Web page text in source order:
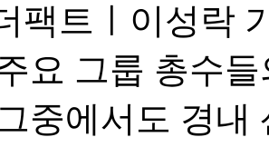
팩트ㅣ이성락
요 그룹 총수
중에서도 경내